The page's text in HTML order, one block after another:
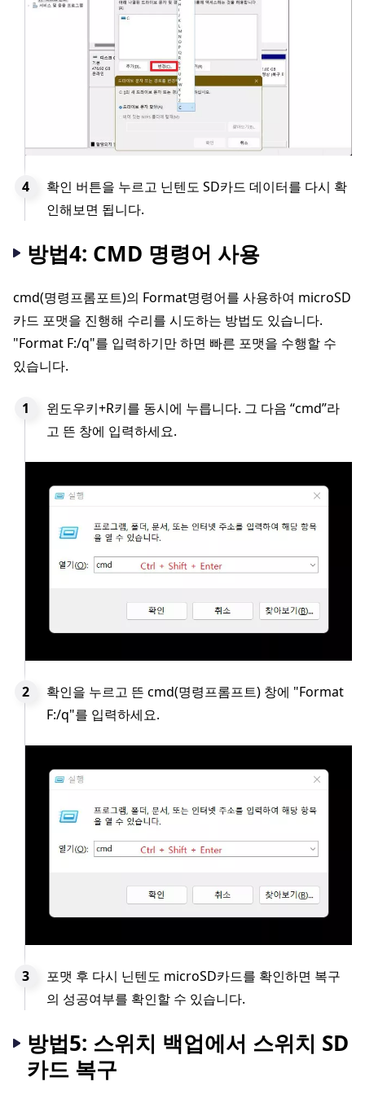
확인 버튼을 누르고 닌텐도 SD카드 데이터를 다시 확
인해보면 됩니다.
방법4: CMD 명령어 사용
cmd(명령프롬포트)의 Format명령어를 사용하여 microSD
카드 포맷을 진행해 수리를 시도하는 방법도 있습니다.
"Format F:/q"를 입력하기만 하면 빠른 포맷을 수행할 수
있습니다.
윈도우키+R키를 동시에 누릅니다. 그 다음 “cmd”라
고 뜬 창에 입력하세요.
확인을 누르고 뜬 cmd(명령프롬프트) 창에 "Format
F:/q"를 입력하세요.
포맷 후 다시 닌텐도 microSD카드를 확인하면 복구
의 성공여부를 확인할 수 있습니다.
방법5: 스위치 백업에서 스위치 SD
카드 복구